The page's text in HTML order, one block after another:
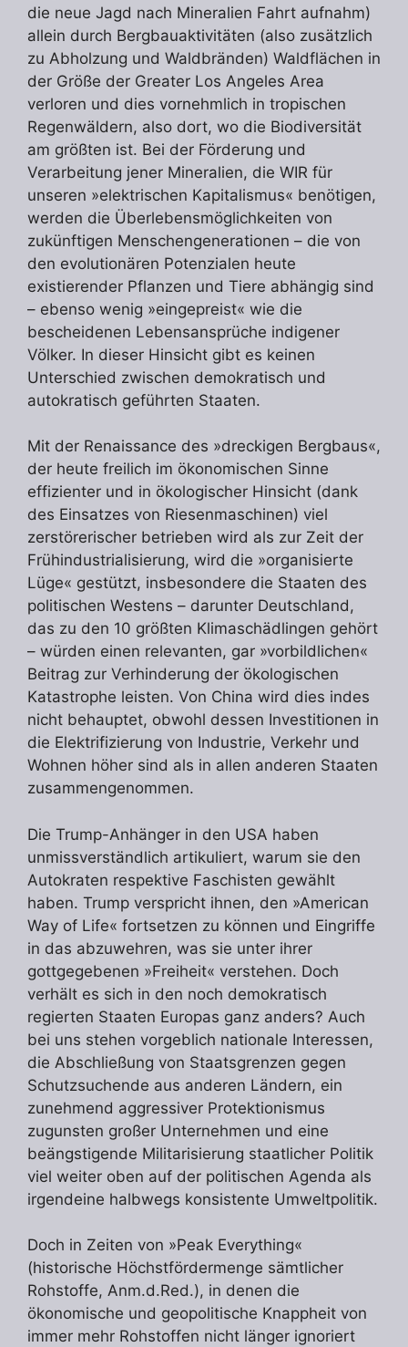
die neue Jagd nach Mineralien Fahrt aufnahm)
allein durch Bergbauaktivitäten (also zusätzlich
zu Abholzung und Waldbränden) Waldflächen in
der Größe der Greater Los Angeles Area
verloren und dies vornehmlich in tropischen
Regenwäldern, also dort, wo die Biodiversität
am größten ist. Bei der Förderung und
Verarbeitung jener Mineralien, die WIR für
unseren »elektrischen Kapitalismus« benötigen,
werden die Überlebensmöglichkeiten von
zukünftigen Menschengenerationen – die von
den evolutionären Potenzialen heute
existierender Pflanzen und Tiere abhängig sind
– ebenso wenig »eingepreist« wie die
bescheidenen Lebensansprüche indigener
Völker. In dieser Hinsicht gibt es keinen
Unterschied zwischen demokratisch und
autokratisch geführten Staaten.
Mit der Renaissance des »dreckigen Bergbaus«,
der heute freilich im ökonomischen Sinne
effizienter und in ökologischer Hinsicht (dank
des Einsatzes von Riesenmaschinen) viel
zerstörerischer betrieben wird als zur Zeit der
Frühindustrialisierung, wird die »organisierte
Lüge« gestützt, insbesondere die Staaten des
politischen Westens – darunter Deutschland,
das zu den 10 größten Klimaschädlingen gehört
– würden einen relevanten, gar »vorbildlichen«
Beitrag zur Verhinderung der ökologischen
Katastrophe leisten. Von China wird dies indes
nicht behauptet, obwohl dessen Investitionen in
die Elektrifizierung von Industrie, Verkehr und
Wohnen höher sind als in allen anderen Staaten
zusammengenommen.
Die Trump-Anhänger in den USA haben
unmissverständlich artikuliert, warum sie den
Autokraten respektive Faschisten gewählt
haben. Trump verspricht ihnen, den »American
Way of Life« fortsetzen zu können und Eingriffe
in das abzuwehren, was sie unter ihrer
gottgegebenen »Freiheit« verstehen. Doch
verhält es sich in den noch demokratisch
regierten Staaten Europas ganz anders? Auch
bei uns stehen vorgeblich nationale Interessen,
die Abschließung von Staatsgrenzen gegen
Schutzsuchende aus anderen Ländern, ein
zunehmend aggressiver Protektionismus
zugunsten großer Unternehmen und eine
beängstigende Militarisierung staatlicher Politik
viel weiter oben auf der politischen Agenda als
irgendeine halbwegs konsistente Umweltpolitik.
Doch in Zeiten von »Peak Everything«
(historische Höchstfördermenge sämtlicher
Rohstoffe, Anm.d.Red.), in denen die
ökonomische und geopolitische Knappheit von
immer mehr Rohstoffen nicht länger ignoriert